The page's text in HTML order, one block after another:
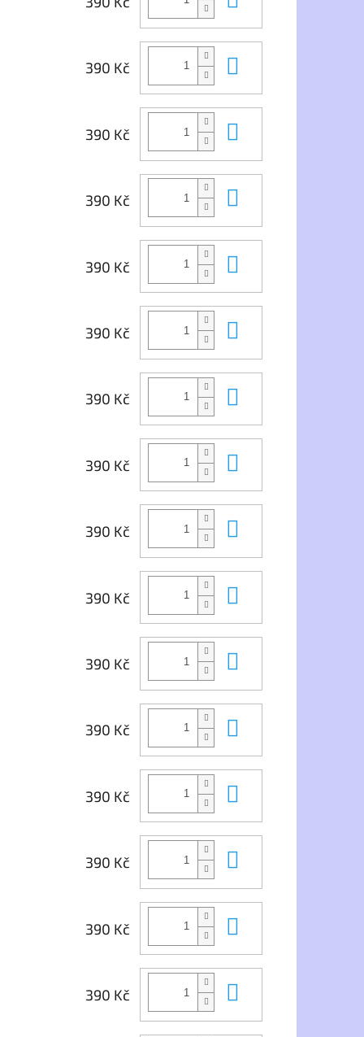
Boca je vyroben
dárek pro školáka
Dres je vyroben z kvalitního
polyesteru v gramáži
140g/m.
Materiál - 100% polyester
390 Kč
390 Kč
390 Kč
390 Kč
390 Kč
390 Kč
390 Kč
390 Kč
390 Kč
390 Kč
390 Kč
390 Kč
390 Kč
390 Kč
390 Kč